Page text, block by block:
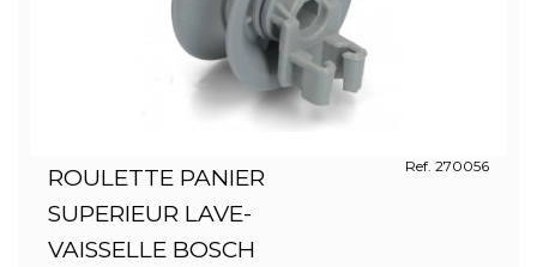
ROULETTE PANIER
SUPERIEUR LAVE-
VAISSELLE BOSCH
Ref. 270056